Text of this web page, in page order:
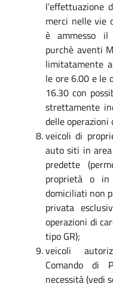
l’effettuazione
merci nelle vie
è ammesso il
purchè aventi
limitatamente
le ore 6.00 e le
16.30 con
strettamente
delle operazioni
veicoli di
auto siti in area
predette
proprietà o
domiciliati non
privata
operazioni di
tipo GR);
veicoli
Comando di
necessità (vedi